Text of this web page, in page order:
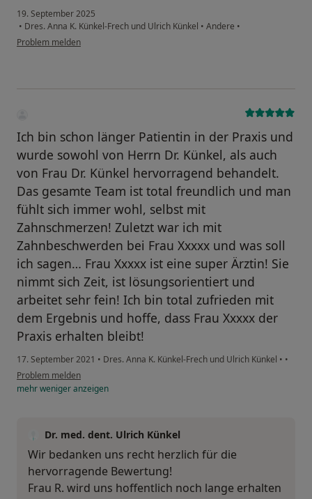
19. September 2025
• Dres. Anna K. Künkel-Frech und Ulrich Künkel • Andere •
Problem melden
Ich bin schon länger Patientin in der Praxis und
wurde sowohl von Herrn Dr. Künkel, als auch
von Frau Dr. Künkel hervorragend behandelt.
Das gesamte Team ist total freundlich und man
fühlt sich immer wohl, selbst mit
Zahnschmerzen! Zuletzt war ich mit
Zahnbeschwerden bei Frau Xxxxx und was soll
ich sagen… Frau Xxxxx ist eine super Ärztin! Sie
nimmt sich Zeit, ist lösungsorientiert und
arbeitet sehr fein! Ich bin total zufrieden mit
dem Ergebnis und hoffe, dass Frau Xxxxx der
Praxis erhalten bleibt!
17. September 2021 • Dres. Anna K. Künkel-Frech und Ulrich Künkel • •
Problem melden
mehrwenigeranzeigen
Dr. med. dent. Ulrich Künkel
Wir bedanken uns recht herzlich für die
hervorragende Bewertung!
Frau R. wird uns hoffentlich noch lange erhalten